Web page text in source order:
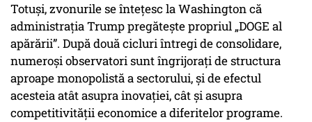
Totuși, zvonurile se întețesc la Washington că
administrația Trump pregătește propriul „DOGE al
apărării”. După două cicluri întregi de consolidare,
numeroși observatori sunt îngrijorați de structura
aproape monopolistă a sectorului, și de efectul
acesteia atât asupra inovației, cât și asupra
competitivității economice a diferitelor programe.